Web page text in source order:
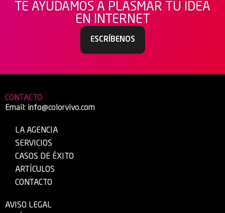
TE AYUDAMOS A PLASMAR TU IDEA
EN INTERNET
ESCRÍBENOS
CONTACTO
Email: info@colorvivo.com
LA AGENCIA
SERVICIOS
CASOS DE ÉXITO
ARTÍCULOS
CONTACTO
AVISO LEGAL